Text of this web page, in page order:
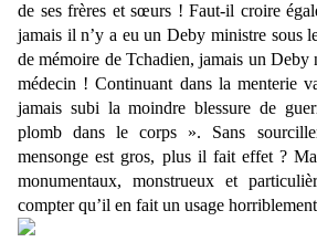
de ses frères et sœurs ! Faut-il croire
jamais il n’y a eu un Deby ministre sous
de mémoire de Tchadien, jamais un Deby
médecin ! Continuant dans la menterie
jamais subi la moindre blessure de
plomb dans le corps ». Sans
mensonge est gros, plus il fait effet ?
monumentaux, monstrueux et
compter qu’il en fait un usage